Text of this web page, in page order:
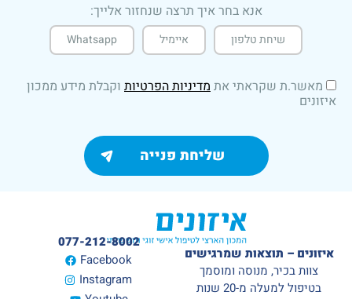
אנא בחר איך תרצה שנחזור אלייך:
איימיל Whatsapp
שקראתי אתמדיניות הפרטיותוקבלת מידע ממכון
– תוצאות שמרגישים
מנוסה ומוסמך
בטיפול למעלה מ-20 שנות
077-212-8002
Facebook